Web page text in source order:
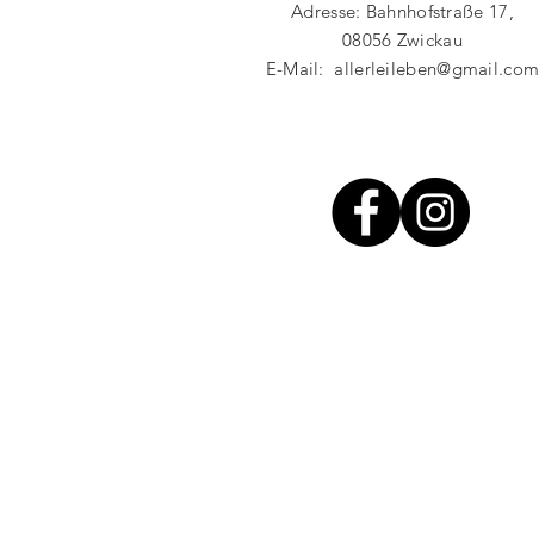
Adresse: Bahnhofstraße 17,
08056 Zwickau
E-Mail: allerleileben@gmail.com